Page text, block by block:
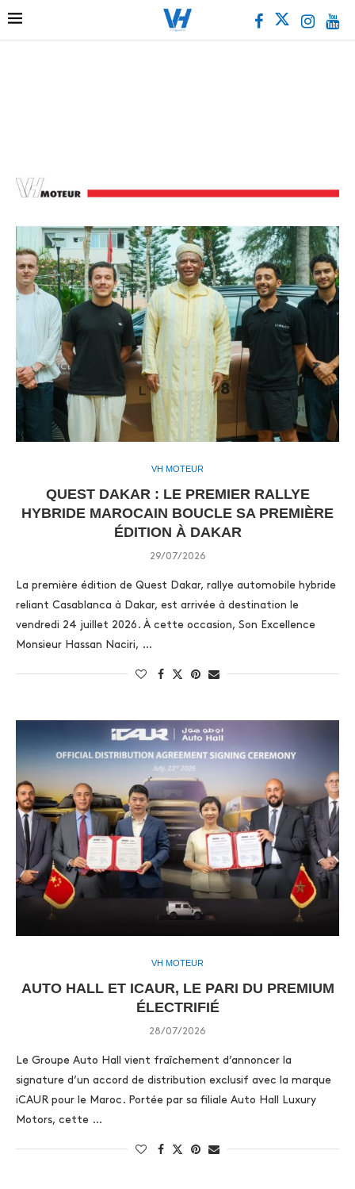
VH MOTEUR
QUEST DAKAR : LE PREMIER RALLYE
HYBRIDE MAROCAIN BOUCLE SA PREMIÈRE
ÉDITION À DAKAR
29/07/2026
La première édition de Quest Dakar, rallye automobile hybride
reliant Casablanca à Dakar, est arrivée à destination le
vendredi 24 juillet 2026. À cette occasion, Son Excellence
Monsieur Hassan Naciri, …
VH MOTEUR
AUTO HALL ET ICAUR, LE PARI DU PREMIUM
ÉLECTRIFIÉ
28/07/2026
Le Groupe Auto Hall vient fraîchement d’annoncer la
signature d’un accord de distribution exclusif avec la marque
iCAUR pour le Maroc. Portée par sa filiale Auto Hall Luxury
Motors, cette …